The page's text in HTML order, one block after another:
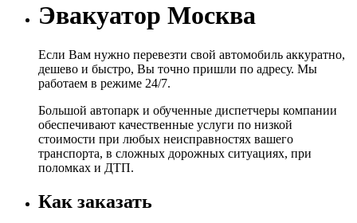
Эвакуатор Москва
Если Вам нужно перевезти свой автомобиль аккуратно,
дешево и быстро, Вы точно пришли по адресу. Мы
работаем в режиме 24/7.
Большой автопарк и обученные диспетчеры компании
обеспечивают качественные услуги по низкой
стоимости при любых неисправностях вашего
транспорта, в сложных дорожных ситуациях, при
поломках и ДТП.
Как заказать